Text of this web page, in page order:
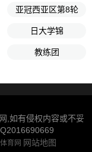
亚冠西亚区第8轮
日大学锦
教练团
,如有侵权内容或不妥
育网 网站地图